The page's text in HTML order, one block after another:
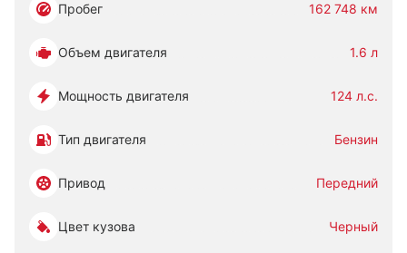
Пробег 162 748 км
Объем двигателя 1.6 л
Мощность двигателя 124 л.с.
Тип двигателя Бензин
Привод Передний
Цвет кузова Черный